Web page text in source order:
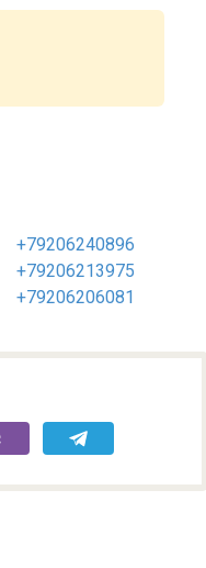
+79206240896
+79206213975
+79206206081